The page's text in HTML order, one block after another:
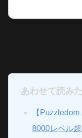
あわせて読み
【
8000レベル